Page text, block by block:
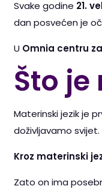
Svake godine 21.
dan posvećen je
U Omnia centru
Što
Materinski jezik je
doživljavamo svijet.
Kroz materinski
Zato on ima